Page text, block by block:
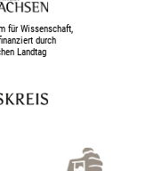
für Wissenschaft,
durch
Landtag